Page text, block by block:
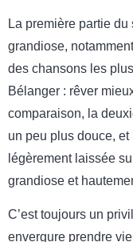
La première partie du
grandiose,
des chansons les
Bélanger : rêver
comparaison, la
un peu plus douce,
légèrement laissée
grandiose et
C’est toujours un
envergure prendre